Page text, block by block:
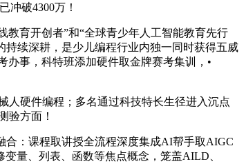
冲破4300万！
育开创者”和“全球青少年人工智能教育先行
续深耕，是少儿编程行业内独一同时获得五威
办事，科特班添加硬件取金牌赛考集训，•
硬件编程；多名通过科技特长生径进入沉点
验方面！
：课程取讲授全流程深度集成AI帮手取AIGC
量、列表、函数等焦点概念，笼盖AILD、